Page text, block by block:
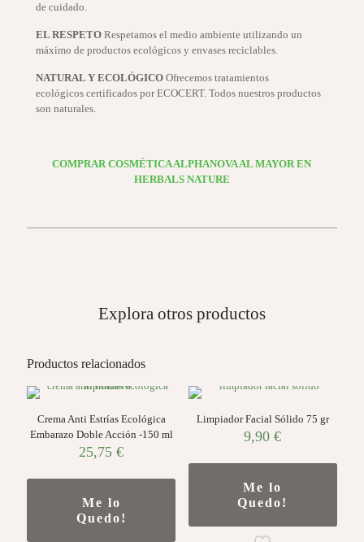
de cuidado.
EL RESPETO Respetamos el medio ambiente utilizando un
máximo de productos ecológicos y envases reciclables.
NATURAL Y ECOLÓGICO Ofrecemos tratamientos
ecológicos certificados por ECOCERT. Todos nuestros productos
son naturales.
COMPRAR COSMÉTICA ALPHANOVA AL MAYOR EN
HERBALS NATURE
Explora otros productos
Productos relacionados
Crema Anti Estrías Ecológica
Embarazo Doble Acción -150 ml
25,75€
Me lo
Quedo!
Limpiador Facial Sólido 75 gr
9,90€
Me lo
Quedo!